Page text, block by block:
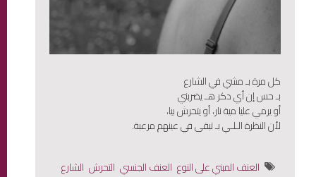
كل مرة بـ مشي في الشارع
بـ حس إن أي دكر هـ يضربني
أو يرمي عليا مية نار، أو يتحرش بيا،
لأن النظرة الـلـي بـ تبقى في عينهم مرعبة.
العنف المبني على النوع العنف الجنسي التحرش الشارع